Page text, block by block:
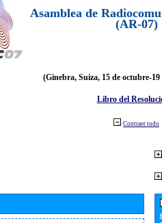
Asamblea de
(AR-07)
(Ginebra, Suiza, 15 de octubre-19
Libro del
Contraer todo